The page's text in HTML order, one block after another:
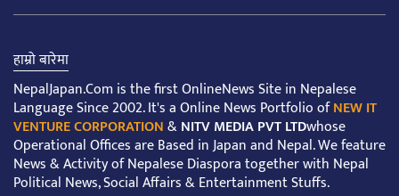
हाम्रो बारेमा
NepalJapan.Com is the first OnlineNews Site in Nepalese
Language Since 2002. It's a Online News Portfolio ofNEW IT
VENTURE CORPORATION&NITV MEDIA PVT LTDwhose
Operational Offices are Based in Japan and Nepal. We feature
News & Activity of Nepalese Diaspora together with Nepal
Political News, Social Affairs & Entertainment Stuffs.